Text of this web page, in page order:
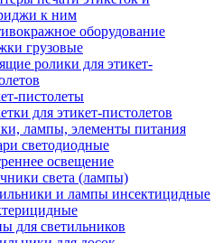
к ним
оборудование
грузовые
ролики для этикет-
пистолеты
для этикет-пистолетов
лампы, элементы питания
светодиодные
освещение
света (лампы)
и лампы инсектицидные
для светильников